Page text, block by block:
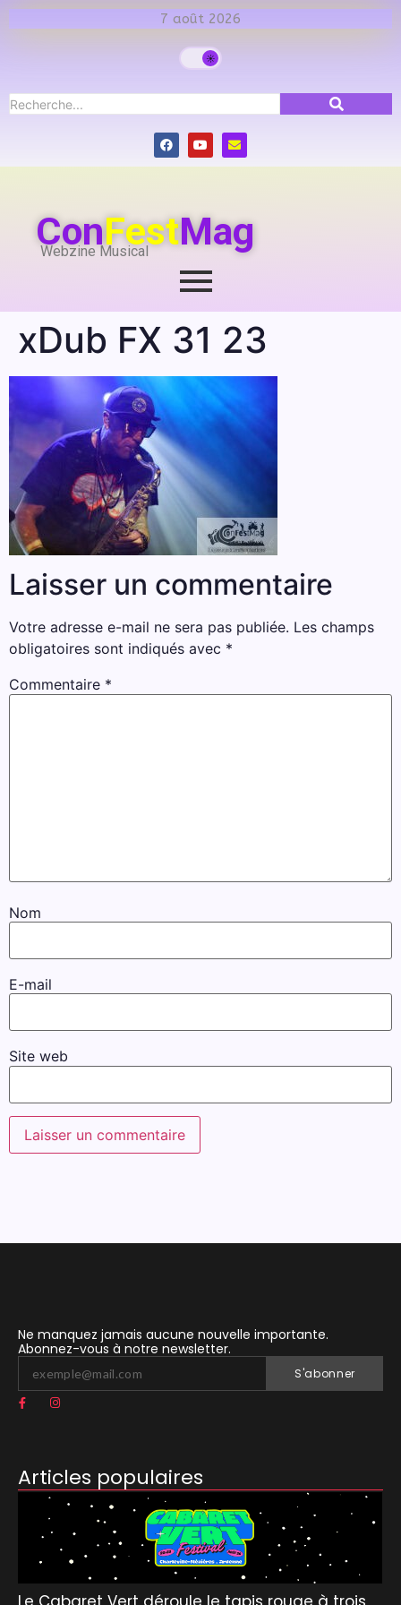
7 août 2026
ConFestMag
Webzine Musical
xDub FX 31 23
Laisser un commentaire
Votre adresse e-mail ne sera pas publiée. Les champs
obligatoires sont indiqués avec *
Commentaire *
Nom
E-mail
Site web
Ne manquez jamais aucune nouvelle importante.
Abonnez-vous à notre newsletter.
S'abonner
Articles populaires